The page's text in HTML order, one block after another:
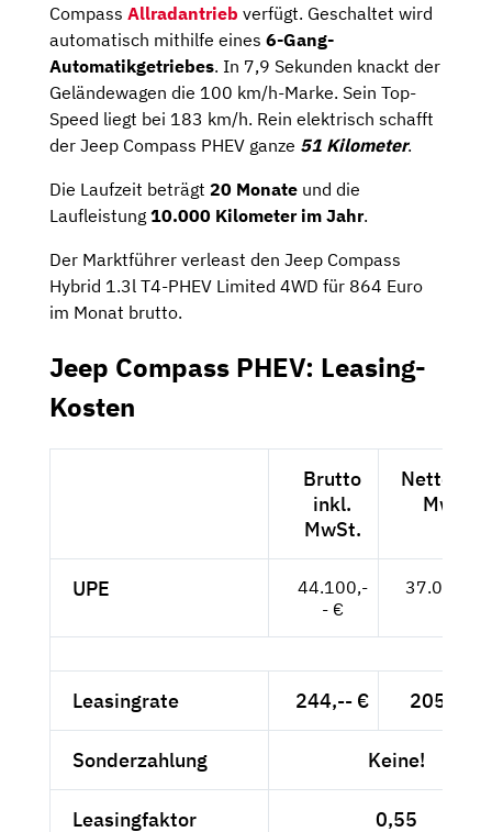
Compass Allradantrieb verfügt. Geschaltet wird
automatisch mithilfe eines 6-Gang-
Automatikgetriebes. In 7,9 Sekunden knackt der
Geländewagen die 100 km/h-Marke. Sein Top-
Speed liegt bei 183 km/h. Rein elektrisch schafft
der Jeep Compass PHEV ganze 51 Kilometer.
Die Laufzeit beträgt 20 Monate und die
Laufleistung 10.000 Kilometer im Jahr.
Der Marktführer verleast den Jeep Compass
Hybrid 1.3l T4-PHEV Limited 4WD für 864 Euro
im Monat brutto.
Jeep Compass PHEV: Leasing-
Kosten
Brutto
inkl.
MwSt.
Netto
MwSt.
UPE
44.100,-
- €
37.059,--
Leasingrate 244,-- € 205,04 €
Sonderzahlung Keine!
Leasingfaktor 0,55